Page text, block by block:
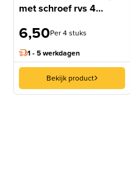
met schroef rvs 4...
6,50Per 4 stuks
1 - 5 werkdagen
Bekijk product